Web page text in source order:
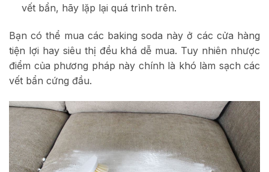
vết bẩn, hãy lặp lại quá trình trên.
Bạn có thể mua các baking soda này ở các cửa hàng
tiện lợi hay siêu thị đều khá dễ mua. Tuy nhiên nhược
điểm của phương pháp này chính là khó làm sạch các
vết bẩn cứng đầu.